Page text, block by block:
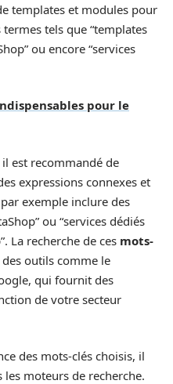
templates et modules pour
tels que “templates
ou encore “services
pour le
est recommandé de
expressions connexes et
exemple inclure des
ou “services dédiés
La recherche de ces mots-
outils comme le
qui fournit des
de votre secteur
des mots-clés choisis, il
moteurs de recherche.